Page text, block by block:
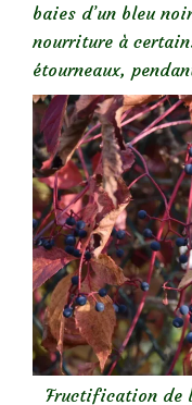
baies d’un bleu
nourriture à
étourneaux,
Fructification de